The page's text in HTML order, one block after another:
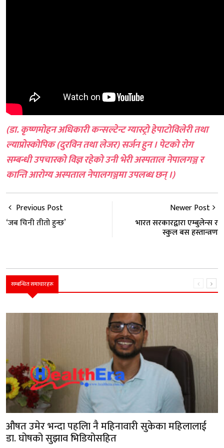
(डा. कृष्णमोहन अधिकारी कन्सल्टेन्ट ग्यास्ट्रो हेपाटोविलेरी तथा
ल्याप्रोस्कोपिक (दुरविन तथा लेजर) सर्जन हुन । पेटको रोग
सम्बन्धी उपचारको विज्ञ रहेको उनी भेरी अस्पताल नेपालगञ्ज र
कान्ति आरोग्य अस्पताल नेपालगञ्जमा उपलब्ध छन् ।)
Previous Post
‘जब चिनी तीतो हुन्छ’
Newer Post
भारत सरकारद्वारा एम्बुलेन्स र
स्कुल बस हस्तान्त्रण
सम्बन्धित समाचारहरू
औषत उमेर भन्दा पहलिा नै महिनावारी सुकेका महिलालाई
डा. घोषको सुझाव भिडियोसहित